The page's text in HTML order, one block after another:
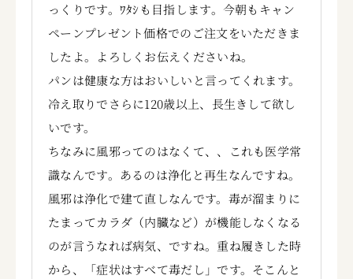
っくりです。ﾜﾀｼも目指します。今朝もキャン
ペーンプレゼント価格でのご注文をいただきま
したよ。よろしくお伝えくださいね。
パンは健康な方はおいしいと言ってくれます。
冷え取りでさらに120歳以上、長生きして欲し
いです。
ちなみに風邪ってのはなくて、、これも医学常
識なんです。あるのは浄化と再生なんですね。
風邪は浄化で建て直しなんです。毒が溜まりに
たまってカラダ（内臓など）が機能しなくなる
のが言うなれば病気、ですね。重ね履きした時
から、「症状はすべて毒だし」です。そこんと